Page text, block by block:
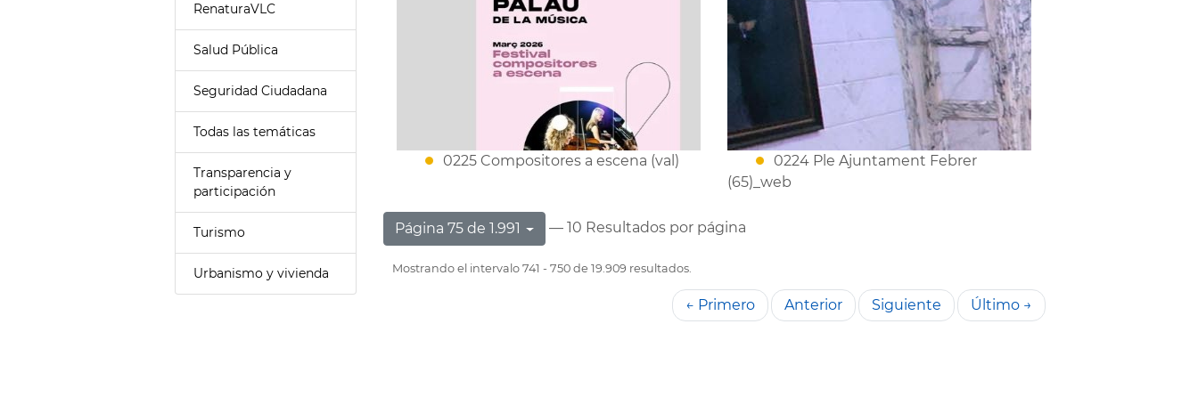
RenaturaVLC
Salud Pública
Seguridad Ciudadana
Todas las temáticas
Transparencia y
participación
Turismo
Urbanismo y vivienda
0225 Compositores a escena (val)
0224 Ple Ajuntament Febrer
(65)_web
Página 75 de 1.991 — 10 Resultados por página
Mostrando el intervalo 741 - 750 de 19.909 resultados.
← Primero Anterior Siguiente Último →